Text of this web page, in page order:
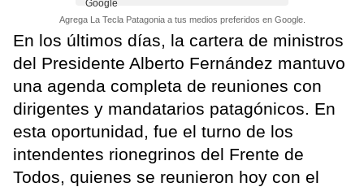
Agrega La Tecla Patagonia a tus medios preferidos en Google.
En los últimos días, la cartera de ministros
del Presidente Alberto Fernández mantuvo
una agenda completa de reuniones con
dirigentes y mandatarios patagónicos. En
esta oportunidad, fue el turno de los
intendentes rionegrinos del Frente de
Todos, quienes se reunieron hoy con el